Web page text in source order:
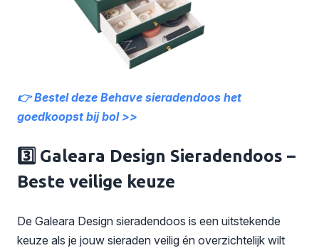
👉 Bestel deze Behave sieradendoos het
goedkoopst bij bol >>
3️⃣ Galeara Design Sieradendoos –
Beste veilige keuze
De Galeara Design sieradendoos is een uitstekende
keuze als je jouw sieraden veilig én overzichtelijk wilt